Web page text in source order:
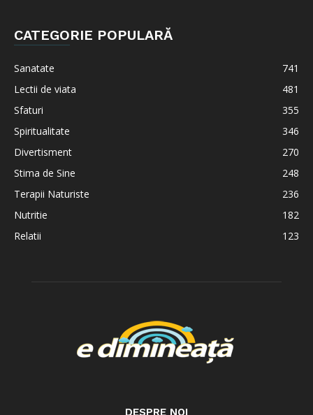
CATEGORIE POPULARĂ
Sanatate
741
Lectii de viata
481
Sfaturi
355
Spiritualitate
346
Divertisment
270
Stima de Sine
248
Terapii Naturiste
236
Nutritie
182
Relatii
123